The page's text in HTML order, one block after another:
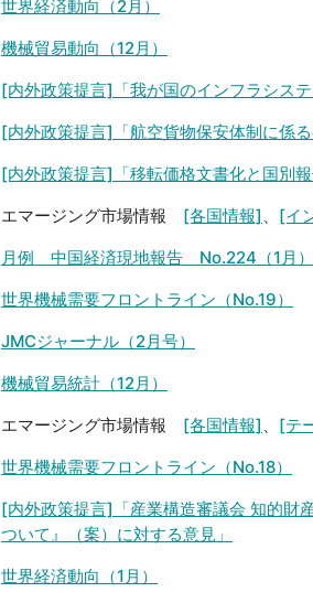
世界経済動向（2月）
機械貿易動向（12月）
[内外政策提言]「我が国のインフラシス
[内外政策提言]「航空貨物保安体制に係
[内外政策提言]「移転価格文書化と国別
エマージング市場情報 [各国情報] 、 [イ
月例 中国経済現地報告 No.224（1月）
世界機械需要フロントライン（No.19）
JMCジャーナル（2月号）
機械貿易統計（12月）
エマージング市場情報 [各国情報] 、 [テ
世界機械需要フロントライン（No.18）
[内外政策提言]「産業構造審議会 知的財
ついて』（案）に対する意見」
世界経済動向（1月）